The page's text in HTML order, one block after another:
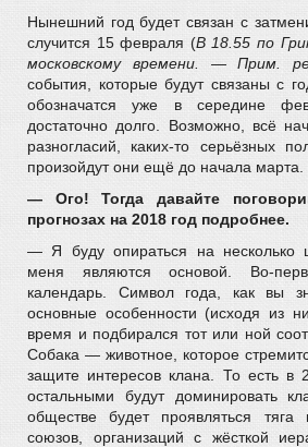
Нынешний год будет связан с
случится 15 февраля (В 18.55 по
московскому времени. —Прим.
события, которые будут связаны с
обозначатся уже в середине
достаточно долго. Возможно, всё
разногласий, каких-то серьёзных
произойдут они ещё до начала марта.
— Ого! Тогда давайте
прогнозах на 2018 год подробнее.
— Я буду опираться на несколько
меня являются основой. Во-
календарь. Символ года, как вы
основные особенности (исходя из
время и подбирался тот или ной
Собака — животное, которое
защите интересов клана. То есть в
остальными будут доминировать
обществе будет проявляться тяга
союзов, организаций с жёсткой